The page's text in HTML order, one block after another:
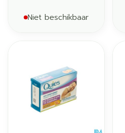
Niet beschikbaar